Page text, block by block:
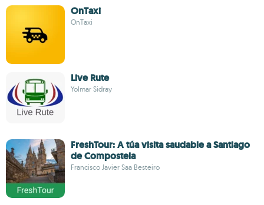
OnTaxi
OnTaxi
Live Rute
Yolmar Sidray
FreshTour: A túa visita saudable a Santiago
de Compostela
Francisco Javier Saa Besteiro